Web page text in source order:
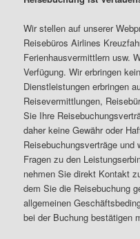
Wir stellen auf unserer
Reisebüros Airlines
Ferienhausvermittlern usw.
Verfügung. Wir erbringen
Dienstleistungen erbringen
Reisevermittlungen,
Sie Ihre
daher keine Gewähr oder
Reisebuchungsverträge
Fragen zu den
nehmen Sie direkt Kontakt
dem Sie die Reisebuchung
allgemeinen
bei der Buchung bestätigen